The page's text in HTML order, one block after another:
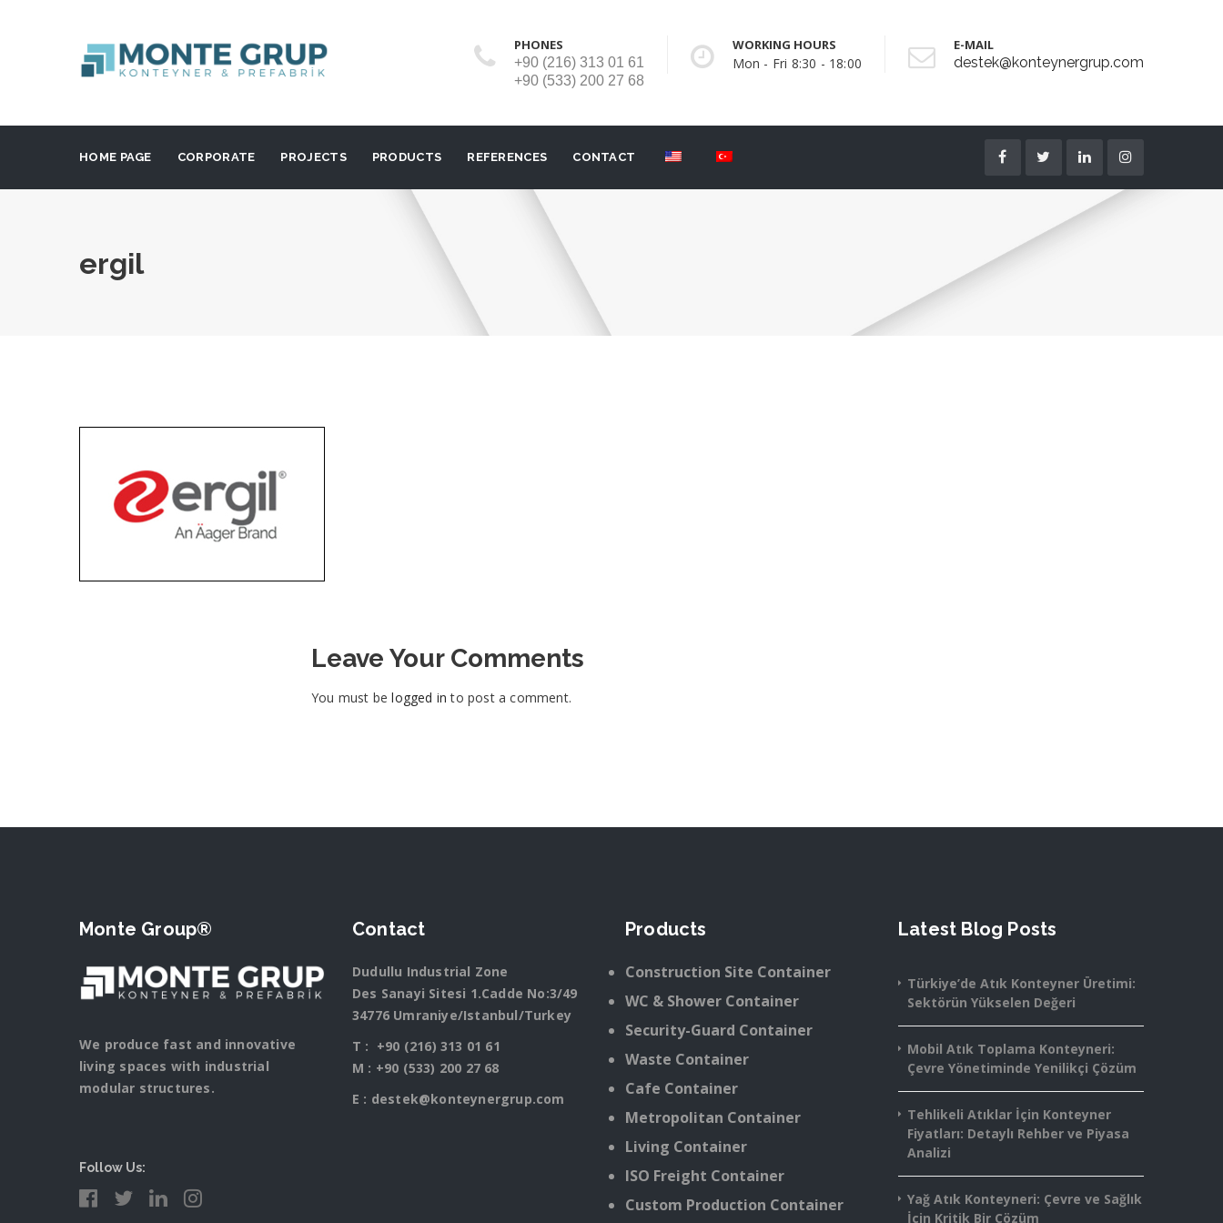
PHONES
+90 (216) 313 01 61
+90 (533) 200 27 68
WORKING HOURS
Mon - Fri 8:30 - 18:00
E-MAIL
destek@konteynergrup.com
HOME PAGE CORPORATE PROJECTS PRODUCTS REFERENCES CONTACT
ergil
Leave Your Comments
You must belogged in to post a comment.
Monte Group®
We produce fast and innovative
living spaces with industrial
modular structures.
Follow Us:
Contact
Dudullu Industrial Zone
Des Sanayi Sitesi 1.Cadde No:3/49
34776 Umraniye/Istanbul/Turkey
T : +90 (216) 313 01 61
M : +90 (533) 200 27 68
E : destek@konteynergrup.com
Products
Construction Site Container
WC & Shower Container
Security-Guard Container
Waste Container
Cafe Container
Metropolitan Container
Living Container
ISO Freight Container
Custom Production Container
Latest Blog Posts
Türkiye’de Atık Konteyner Üretimi:
Sektörün Yükselen Değeri
Mobil Atık Toplama Konteyneri:
Çevre Yönetiminde Yenilikçi Çözüm
Tehlikeli Atıklar İçin Konteyner
Fiyatları: Detaylı Rehber ve Piyasa
Analizi
Yağ Atık Konteyneri: Çevre ve Sağlık
İçin Kritik Bir Çözüm